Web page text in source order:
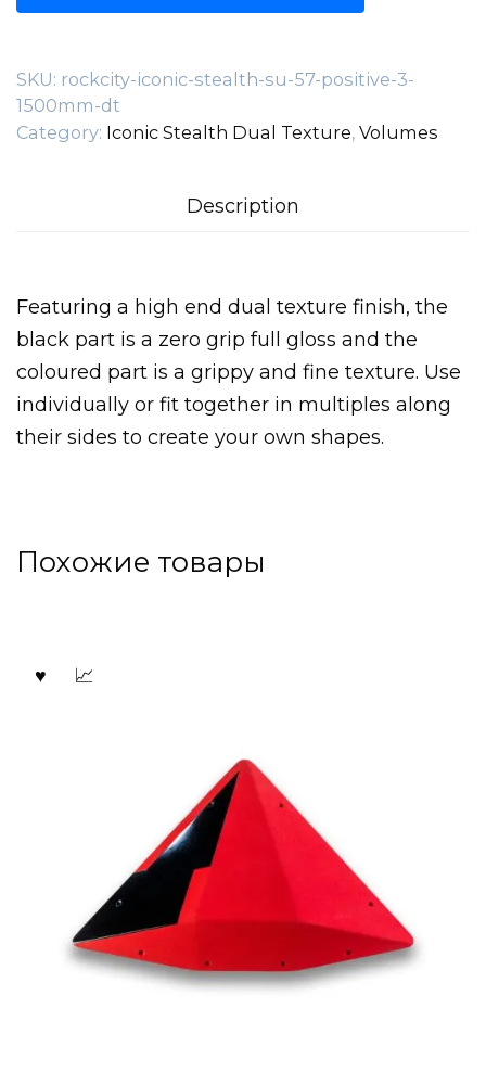
3
1500mm
DT
SKU: rockcity-iconic-stealth-su-57-positive-3-
1500mm-dt
Category: Iconic Stealth Dual Texture, Volumes
Description
Featuring a high end dual texture finish, the
black part is a zero grip full gloss and the
coloured part is a grippy and fine texture. Use
individually or fit together in multiples along
their sides to create your own shapes.
Похожие товары